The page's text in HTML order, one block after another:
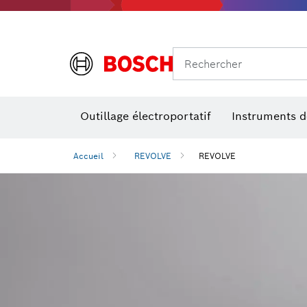
Rechercher
Outillage électroportatif Instruments
Accueil REVOLVE REVOLVE